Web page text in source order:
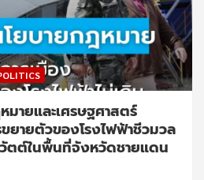
ายและเศรษฐศาสตร์
ยายตัวของโรงไฟฟ้าชีวมวล
วัตต์ในพื้นที่จังหวัดชายแดน